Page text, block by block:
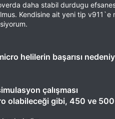
daha stabil durdugu
Kendisine ait yeni tip
helilerin başarısı
çalışması
olabileceği gibi, 450 ve